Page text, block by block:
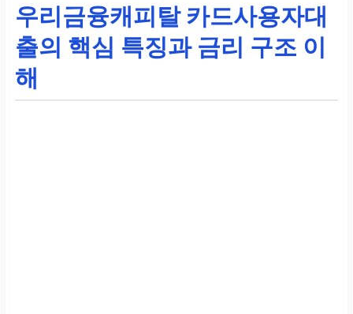
우리금융캐피탈 카드사용자대
출의 핵심 특징과 금리 구조 이
해